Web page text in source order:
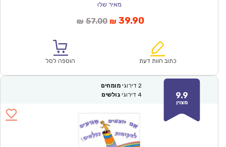
מאיר שלו
₪ 57.00המחיר
₪57.00.
₪ 39.90המחיר
הוא:
כתוב חוות דעת הוספה לסל
9.9
מצוין
2 דירוגי מומחים
4 דירוגי גולשים